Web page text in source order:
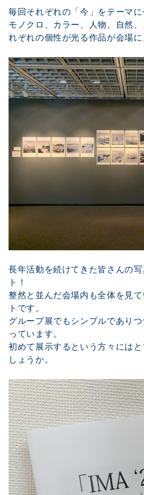
毎回それぞれの「今」をテーマ
モノクロ、カラー、人物、自然
れぞれの個性が光る作品が会場に
長年活動を続けてきた皆さんの
ト！
整然と並んだ会場内も全体を見
トです。
グループ展でもシンプルであり
っています。
初めて展示するという方々には
しょうか。